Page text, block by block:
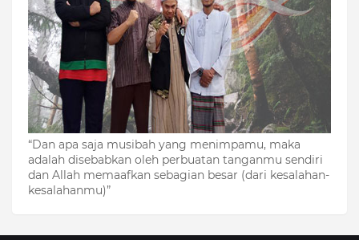
“Dan apa saja musibah yang menimpamu, maka
adalah disebabkan oleh perbuatan tanganmu sendiri
dan Allah memaafkan sebagian besar (dari kesalahan-
kesalahanmu)”